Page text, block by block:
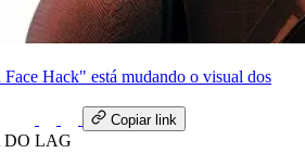
Hack" está mudando o visual dos
Copiar link
DO LAG